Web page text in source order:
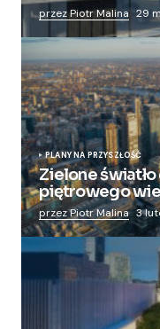
przez Piotr Malina 29
PLANY NA PRZYSZŁOŚĆ
Zielone
piętrowego
przez Piotr Malina 3